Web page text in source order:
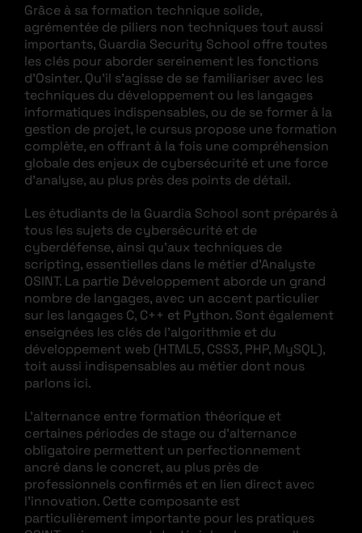
Grâce à sa formation technique solide,
agrémentée de piliers non techniques tout aussi
importants, Guardia Security School offre toutes
les clés pour aborder sereinement les fonctions
d’Osinter. Qu’il s’agisse de se familiariser avec les
techniques du développement ou les langages
informatiques indispensables, ou de se former à la
gestion de projet, le cursus propose une formation
complète, en offrant à la fois une compréhension
globale des enjeux de cybersécurité et une force
d’analyse, au plus près des points de détail.
Les étudiants de la Guardia School sont préparés à
tous les sujets de cybersécurité et de
cyberdéfense, ainsi qu’aux techniques de
scripting, essentielles dans le métier d’Analyste
OSINT. La partie Développement aborde un grand
nombre de langages, avec un accent particulier
sur les langages C, C++ et Python. Sont également
enseignées les clés de l’algorithmie et du
développement web (HTML5, CSS3, PHP, MySQL),
toit aussi indispensables au métier dont nous
parlons ici.
L’alternance entre formation théorique et
certaines périodes de stage ou d’alternance
obligatoire permettent un perfectionnement
ancré dans le concret, au plus près de
professionnels confirmés et en lien direct avec
l’innovation. Cette composante est
particulièrement importante pour les pratiques